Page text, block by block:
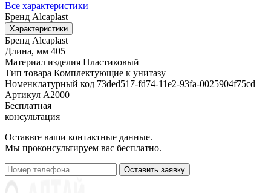
Все характеристики
Бренд Alcaplast
Характеристики
Бренд Alcaplast
Длина, мм 405
Материал изделия Пластиковый
Тип товара Комплектующие к унитазу
Номенклатурный код 73ded517-fd74-11e2-93fa-0025904f75cd
Артикул A2000
Бесплатная
консультация
Оставьте ваши контактные данные.
Мы проконсультируем вас бесплатно.
Оставить заявку